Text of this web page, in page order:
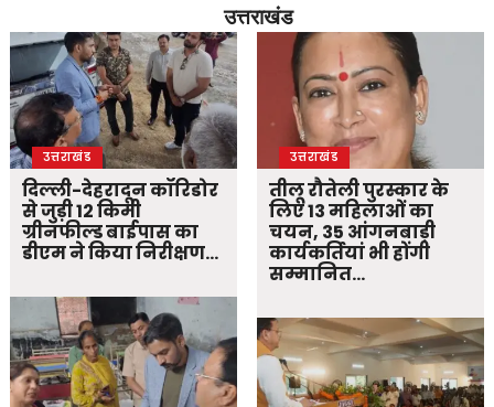
उत्तराखंड
उत्तराखंड
दिल्ली-देहरादून कॉरिडोर
से जुड़ी 12 किमी
ग्रीनफील्ड बाईपास का
डीएम ने किया निरीक्षण…
उत्तराखंड
तीलू रौतेली पुरस्कार के
लिए 13 महिलाओं का
चयन, 35 आंगनबाड़ी
कार्यकर्तियां भी होंगी
सम्मानित…